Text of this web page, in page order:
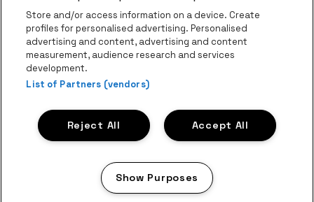
Be-At Venues
Schijnpoortweg 119, 2170 Antwerpen
BTW (BE) 0461.051.688 - RPR Antwerpen
BNP Paribas Fortis - IBAN: BE93 2200 4925 0067 - BIC:
GEBABEBB
ProclaimerCookiesManage my cookiesPrivacy
Store and/or access information on a device. Create
profiles for personalised advertising. Personalised
advertising and content, advertising and content
measurement, audience research and services
development.
List of Partners (vendors)
Accept All
Reject All
Show Purposes